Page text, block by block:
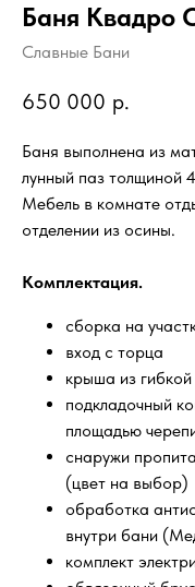
Баня Квадро
Славные Бани
650 000 р.
Баня выполнена из
лунный паз толщиной
Мебель в комнате
отделении из осины.
Комплектация.
сборка на
вход с торца
крыша из
подкладочный
площадью
снаружи
(цвет на выбор)
обработка
внутри бани
комплект